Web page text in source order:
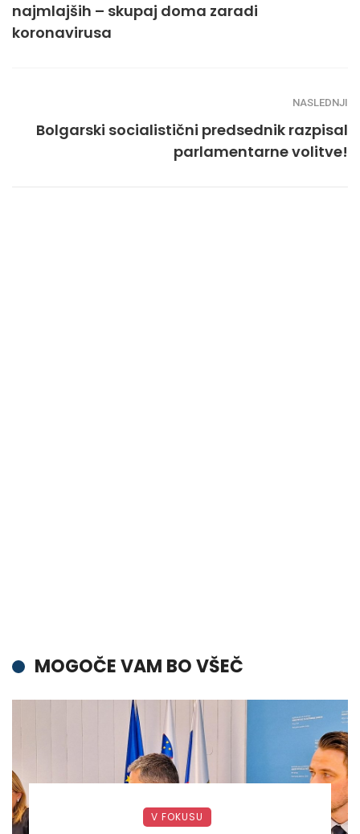
najmlajših – skupaj doma zaradi
koronavirusa
NASLEDNJI
Bolgarski socialistični predsednik razpisal
parlamentarne volitve!
MOGOČE VAM BO VŠEČ
V FOKUSU